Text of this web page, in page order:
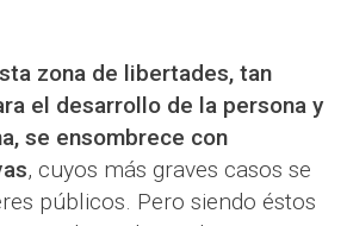
zona de libertades, tan
el desarrollo de la persona y
se ensombrece con
, cuyos más graves casos se
públicos. Pero siendo éstos